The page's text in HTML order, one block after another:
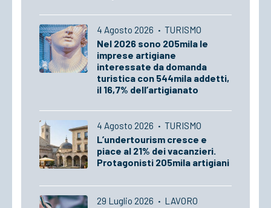
4 Agosto 2026 · TURISMO
Nel 2026 sono 205mila le
imprese artigiane
interessate da domanda
turistica con 544mila addetti,
il 16,7% dell’artigianato
4 Agosto 2026 · TURISMO
L’undertourism cresce e
piace al 21% dei vacanzieri.
Protagonisti 205mila artigiani
29 Luglio 2026 · LAVORO